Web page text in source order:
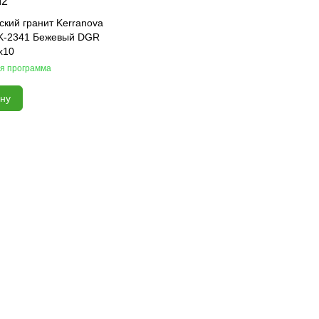
гранит Kerranova
2341 Бежевый DGR
программа